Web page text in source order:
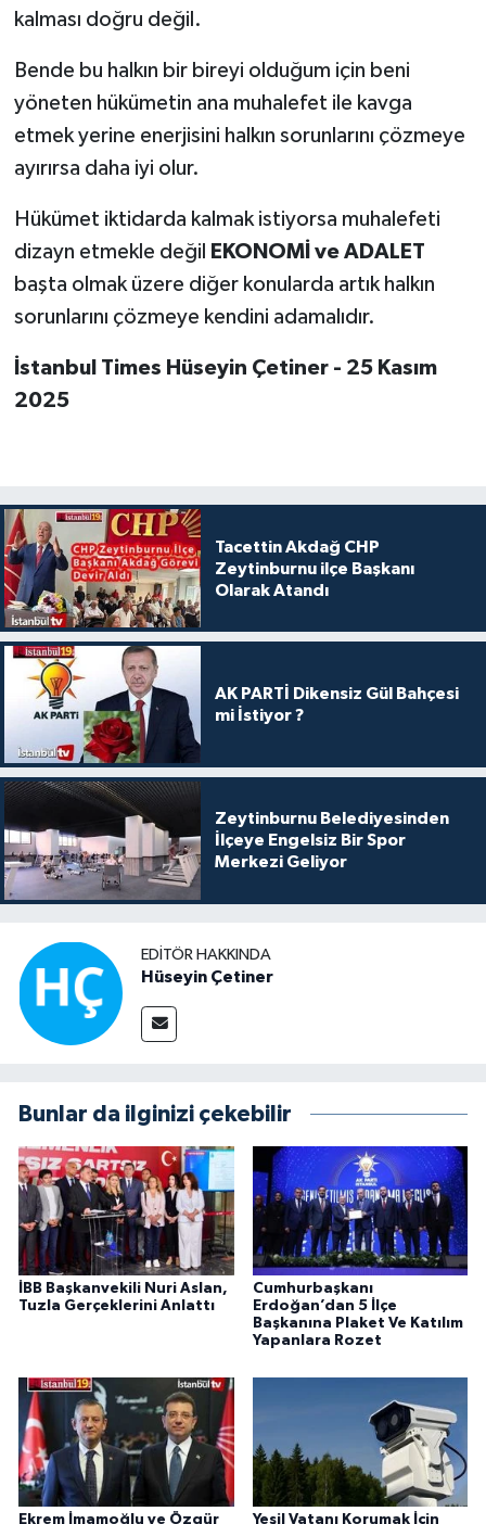
kalması doğru değil.
Bende bu halkın bir bireyi olduğum için beni
yöneten hükümetin ana muhalefet ile kavga
etmek yerine enerjisini halkın sorunlarını çözmeye
ayırırsa daha iyi olur.
Hükümet iktidarda kalmak istiyorsa muhalefeti
dizayn etmekle değil
EKONOMİ ve ADALET
başta olmak üzere diğer konularda artık halkın
sorunlarını çözmeye kendini adamalıdır.
İstanbul Times Hüseyin Çetiner - 25 Kasım
2025
Tacettin Akdağ CHP
Zeytinburnu ilçe Başkanı
Olarak Atandı
AK PARTİ Dikensiz Gül Bahçesi
mi İstiyor ?
Zeytinburnu Belediyesinden
İlçeye Engelsiz Bir Spor
Merkezi Geliyor
EDITÖR HAKKINDA
Hüseyin Çetiner
Bunlar da ilginizi çekebilir
İBB Başkanvekili Nuri Aslan,
Tuzla Gerçeklerini Anlattı
Cumhurbaşkanı
Erdoğan’dan 5 İlçe
Başkanına Plaket Ve Katılım
Yapanlara Rozet
Ekrem İmamoğlu ve Özgür Yeşil Vatanı Korumak İçin